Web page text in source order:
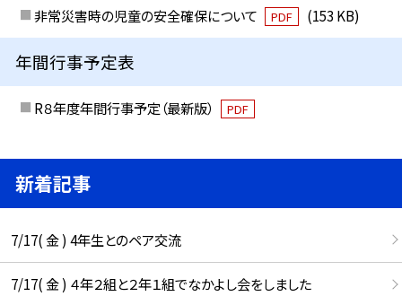
非常災害時の児童の安全確保について PDF (153 KB)
年間行事予定表
R８年度年間行事予定（最新版） PDF
新着記事
7/17( 金 ) 4年生とのペア交流
7/17( 金 ) ４年２組と２年１組でなかよし会をしました